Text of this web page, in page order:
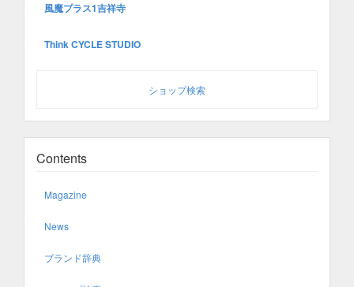
風魔プラス1吉祥寺
Think CYCLE STUDIO
ショップ検索
Contents
Magazine
News
ブランド辞典